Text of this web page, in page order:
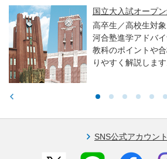
ン解説講義
象
イザーとプロ講師が、各
合格者の傾向などをわか
す。
SNS公式アカウント